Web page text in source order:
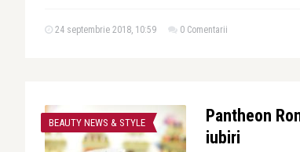
24 septembrie 2018, 10:59 0 Comentarii
BEAUTY NEWS & STYLE
Pantheon
iubiri